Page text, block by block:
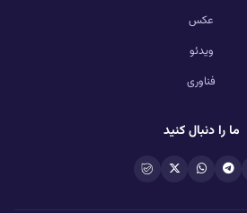
عکس
ویدئو
فناوری
ما را دنبال کنید